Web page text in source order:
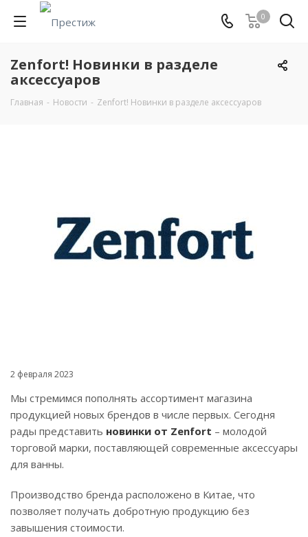
0
Zenfort! Новинки в разделе
аксессуаров
Главная - Новости - Zenfort! Новинки в разделе аксессуаров
2 февраля 2023
Мы стремимся пополнять ассортимент магазина
продукцией новых брендов в числе первых. Сегодня
рады представить новинки от Zenfort – молодой
торговой марки, поставляющей современные аксессуары
для ванны.
Производство бренда расположено в Китае, что
позволяет получать добротную продукцию без
завышения стоимости.